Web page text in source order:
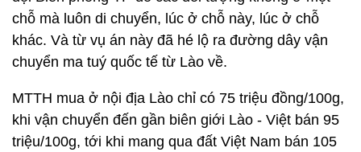
chỗ mà luôn di chuyển, lúc ở chỗ này, lúc ở chỗ
khác. Và từ vụ án này đã hé lộ ra đường dây vận
chuyển ma tuý quốc tế từ Lào về.
MTTH mua ở nội địa Lào chỉ có 75 triệu đồng/100g,
khi vận chuyển đến gần biên giới Lào - Việt bán 95
triệu/100g, tới khi mang qua đất Việt Nam bán 105